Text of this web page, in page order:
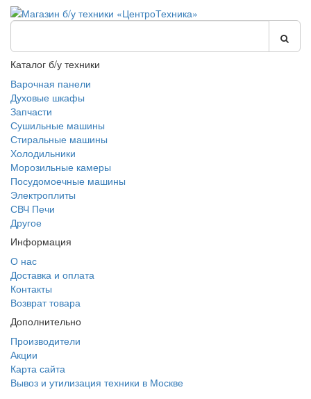
Каталог б/у техники
Варочная панели
Духовые шкафы
Запчасти
Сушильные машины
Стиральные машины
Холодильники
Морозильные камеры
Посудомоечные машины
Электроплиты
СВЧ Печи
Другое
Информация
О нас
Доставка и оплата
Контакты
Возврат товара
Дополнительно
Производители
Акции
Карта сайта
Вывоз и утилизация техники в Москве